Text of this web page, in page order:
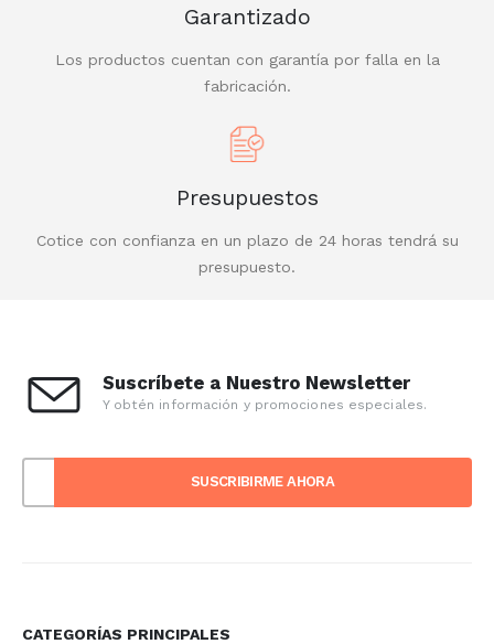
Garantizado
Los productos cuentan con garantía por falla en la
fabricación.
Presupuestos
Cotice con confianza en un plazo de 24 horas tendrá su
presupuesto.
Suscríbete a Nuestro Newsletter
Y obtén información y promociones especiales.
CATEGORÍAS PRINCIPALES